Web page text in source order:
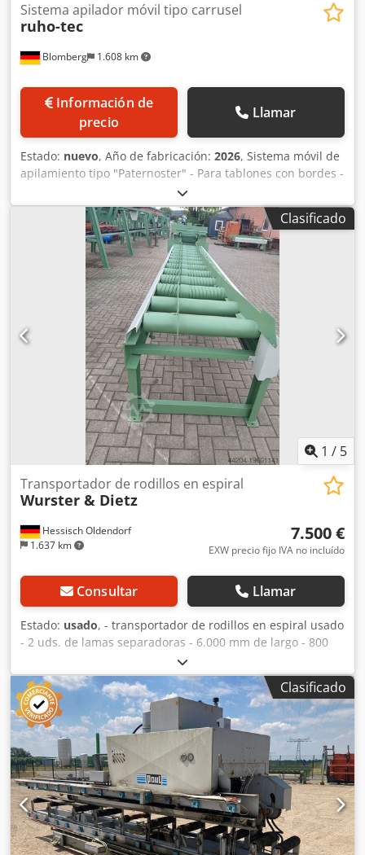
Blomberg 1.608 km
Sistema apilador móvil tipo carrusel
ruho-tec
Información de
precio
Llamar
Estado: nuevo, Año de fabricación: 2026, Sistema móvil de
apilamiento tipo "Paternoster" - Para tablones con bordes -
Longitudes: de 2 a 5 m - Rendimiento: de 20 a 30 tablones
por minuto - Potencia total: aprox. 15 kW - Peso total: 3940
kg Se trata de un sistema "conecte y use". Toda la máquina
de apilamiento se puede colocar en el lugar deseado
mediante un montacargas. Una conexión eléctrica a través
de un enchufe CE es suficiente y el sistema se pone en
marcha, como se puede ver en el vídeo. Cedpfx Aezgaqyoh
Horf Se pueden preseleccionar diferentes alturas y anchos
de apilamiento.
Clasificado
1 / 5
Hessisch Oldendorf
1.637 km
Transportador de rodillos en espiral
Wurster & Dietz
7.500 €
EXW precio fijo IVA no incluído
Consultar Llamar
Estado: usado, - transportador de rodillos en espiral usado
- 2 uds. de lamas separadoras - 6.000 mm de largo - 800
mm de ancho de rodillos - aprox. 1.000 mm de ancho total
- aprox. 150 mm de diámetro de rodillos Crodpsw Ag Dzsfx
Ah Hjf - aprox. 430 mm de paso entre rodillos -
motorreductor de avance SEW
Clasificado